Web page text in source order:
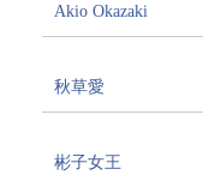
Akio Okazaki
秋草愛
彬子女王